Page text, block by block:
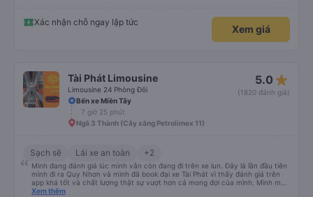
Xác nhận chỗ ngay lập tức
Xem giá
Tài Phát Limousine
Limousine 24 Phòng Đôi
5.0 star_rate
(1820 đánh giá)
Bến xe Miền Tây
7 giờ 25 phút
Ngã 3 Thành (Cây xăng Petrolimex 11)
Sạch sẽ Lái xe an toàn +2
Mình đang đánh giá lúc mình vẫn còn đang đi trên xe lun. Đây là lần đầu tiên
mình đi ra Quy Nhơn và mình đã book đại xe Tài Phát vì thấy đánh giá trên
app khá tốt và chất lượng thật sự vượt hơn cả mong đợi của mình. Mình mua
giường đôi và vừa đủ cho 2 người. Nhân viên của nhà xe phải nói là siêu nhiệt
Xem thêm